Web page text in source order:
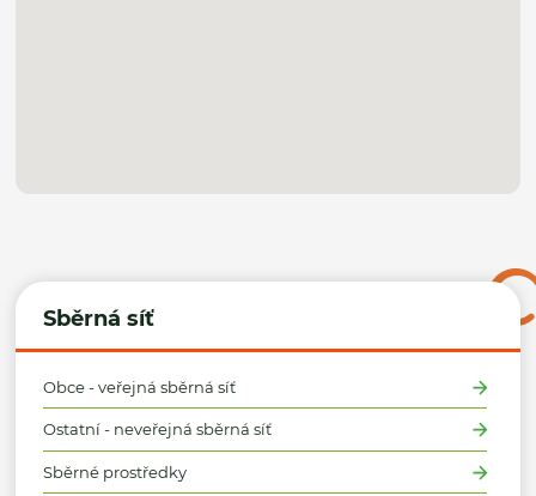
Sběrná síť
Obce - veřejná sběrná síť
Ostatní - neveřejná sběrná síť
Sběrné prostředky